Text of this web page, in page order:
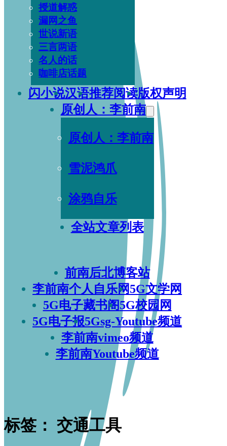
授道解惑
漏网之鱼
世说新语
三言两语
名人的话
咖啡店话题
闪小说汉语推荐阅读版权声明
原创人：李前南
原创人：李前南
雪泥鸿爪
涂鸦自乐
全站文章列表
前南后北博客站
李前南个人自乐网5G文学网
5G电子藏书阁5G校园网
5G电子报5Gsg-Youtube频道
李前南vimeo频道
李前南Youtube频道
标签： 交通工具